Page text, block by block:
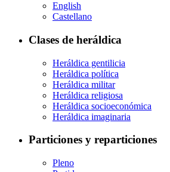
English
Castellano
Clases de heráldica
Heráldica gentilicia
Heráldica política
Heráldica militar
Heráldica religiosa
Heráldica socioeconómica
Heráldica imaginaria
Particiones y reparticiones
Pleno